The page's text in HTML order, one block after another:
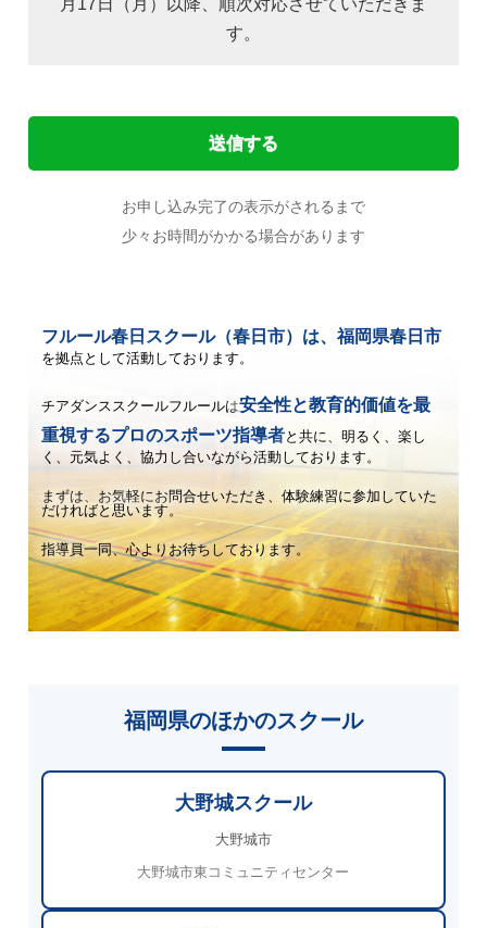
月17日（月）以降、順次対応させていただきま
す。
お申し込み完了の表示がされるまで
少々お時間がかかる場合があります
フルール春日スクール（春日市）は、福岡県春日市
を拠点として活動しております。
チアダンススクールフルールは安全性と教育的価値を最
重視するプロのスポーツ指導者と共に、 明るく、楽し
く、元気よく、協力し合いながら活動しております。
まずは、お気軽にお問合せいただき、体験練習に参加していた
だければと思います。
指導員一同、心よりお待ちしております。
福岡県のほかのスクール
大野城スクール
大野城市
大野城市東コミュニティセンター